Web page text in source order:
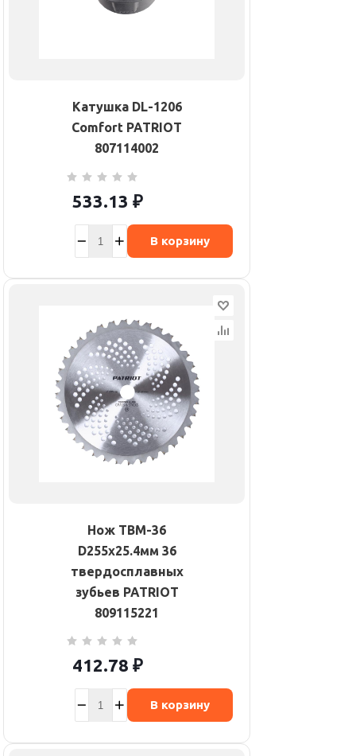
Катушка DL-1206
Comfort PATRIOT
807114002
533.13 ₽
В корзину
Нож TBM-36
D255х25.4мм 36
твердосплавных
зубьев PATRIOT
809115221
412.78 ₽
В корзину